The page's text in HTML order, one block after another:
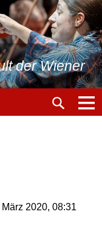
der Wiener
2020, 08:31